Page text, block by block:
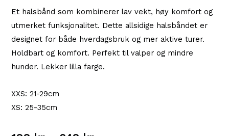
Et halsbånd som kombinerer lav vekt, høy komfort og
utmerket funksjonalitet. Dette allsidige halsbåndet er
designet for både hverdagsbruk og mer aktive turer.
Holdbart og komfort. Perfekt til valper og mindre
hunder. Lekker lilla farge.
XXS: 21-29cm
XS: 25-35cm